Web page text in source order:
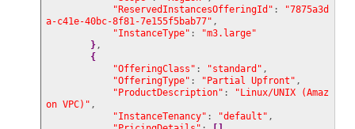
"ReservedInstancesOfferingId" :
"7875a3d
a-c41e-40bc-8f81-7e155f5bab77" ,
"InstanceType" :
"m3.large"
},
{
"OfferingClass" : "standard" ,
"OfferingType" : "Partial Upfront" ,
"ProductDescription" :
"Linux/UNIX (Amaz
on VPC)" ,
"InstanceTenancy" : "default" ,